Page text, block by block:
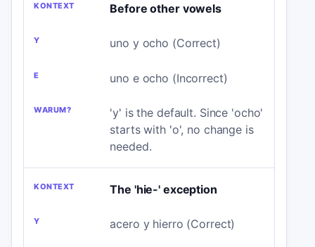
Before other vowels
uno y ocho (Correct)
uno e ocho (Incorrect)
'y' is the default. Since 'ocho'
starts with 'o', no change is
needed.
The 'hie-' exception
acero y hierro (Correct)